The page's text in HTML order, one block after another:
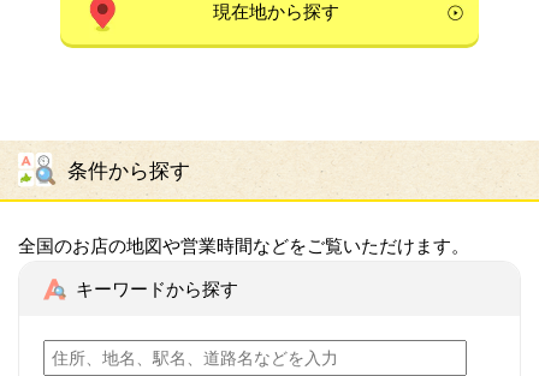
現在地から探す
条件から探す
全国のお店の地図や営業時間などをご覧いただけます。
キーワードから探す